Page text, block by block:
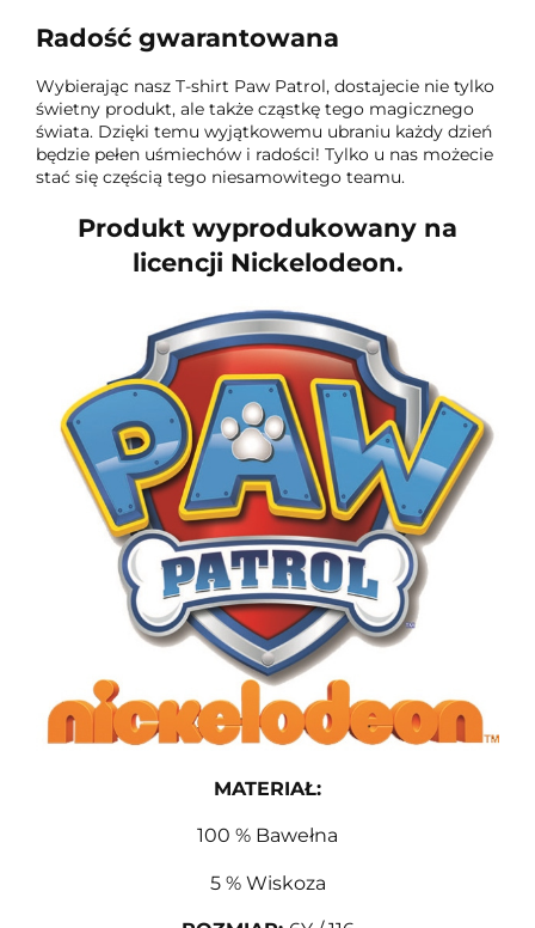
Radość gwarantowana
Wybierając nasz T-shirt Paw Patrol, dostajecie nie tylko
świetny produkt, ale także cząstkę tego magicznego
świata. Dzięki temu wyjątkowemu ubraniu każdy dzień
będzie pełen uśmiechów i radości! Tylko u nas możecie
stać się częścią tego niesamowitego teamu.
Produkt wyprodukowany na
licencji Nickelodeon.
MATERIAŁ:
100 % Bawełna
5 % Wiskoza